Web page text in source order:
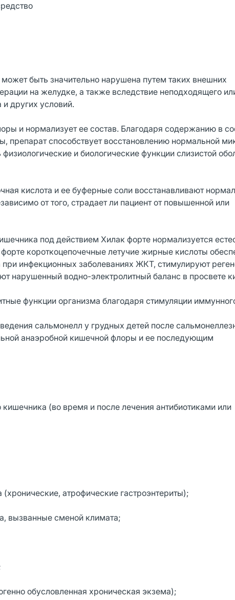
быть значительно нарушена путем таких внешних
на желудке, а также вследствие неподходящего
других условий.
и нормализует ее состав. Благодаря содержанию в
препарат способствует восстановлению нормальной
и биологические функции слизистой
кислота и ее буферные соли восстанавливают
от того, страдает ли пациент от повышенной или
под действием Хилак форте нормализуется
короткоцепочечные летучие жирные кислоты
инфекционных заболеваниях ЖКТ, стимулируют
нарушенный водно-электролитный баланс в просвете
функции организма благодаря стимуляции
сальмонелл у грудных детей после
анаэробной кишечной флоры и ее последующим
(во время и после лечения антибиотиками или
атрофические гастроэнтериты);
вызванные сменой климата;
обусловленная хроническая экзема);